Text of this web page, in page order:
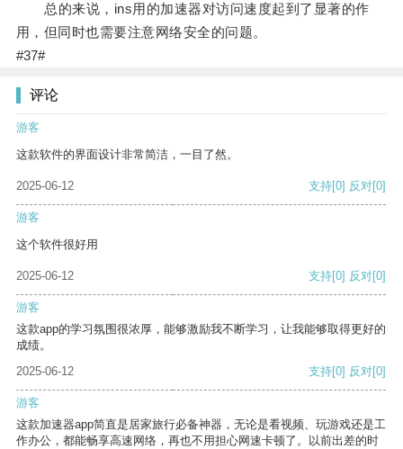
总的来说，ins用的加速器对访问速度起到了显著的作
用，但同时也需要注意网络安全的问题。
#37#
评论
游客
这款软件的界面设计非常简洁，一目了然。
2025-06-12 支持[0] 反对[0]
游客
这个软件很好用
2025-06-12 支持[0] 反对[0]
游客
这款app的学习氛围很浓厚，能够激励我不断学习，让我能够取得更好的
成绩。
2025-06-12
支持[0] 反对[0]
游客
这款加速器app简直是居家旅行必备神器，无论是看视频、玩游戏还是工
作办公，都能畅享高速网络，再也不用担心网速卡顿了。以前出差的时